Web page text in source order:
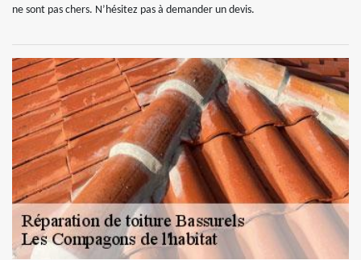
ne sont pas chers. N’hésitez pas à demander un devis.